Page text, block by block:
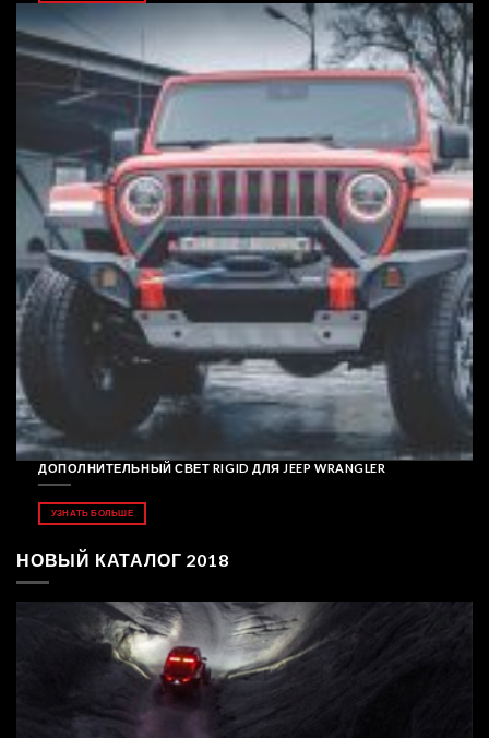
ДОПОЛНИТЕЛЬНЫЙ СВЕТ RIGID ДЛЯ JEEP WRANGLER
УЗНАТЬ БОЛЬШЕ
НОВЫЙ КАТАЛОГ 2018